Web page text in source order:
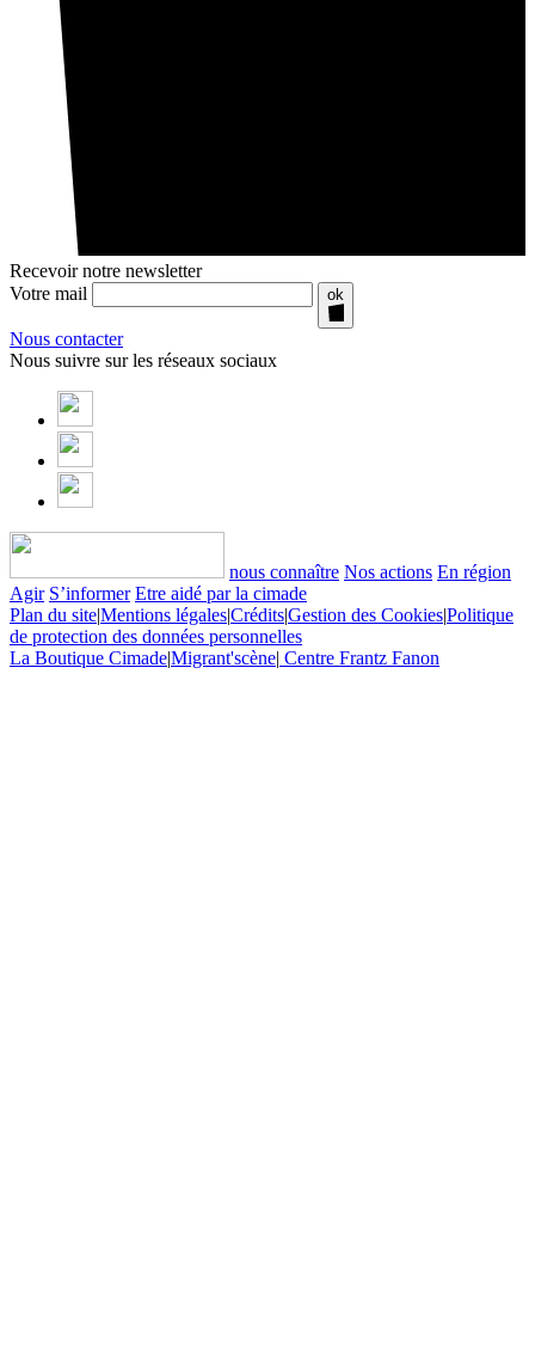
Recevoir notre newsletter
Votre mail
ok
Nous contacter
Nous suivre sur les réseaux sociaux
nous connaître Nos actions En région
Agir S’informer Etre aidé par la cimade
Plan du site|Mentions légales|Crédits|Gestion des Cookies|Politique
de protection des données personnelles
La Boutique Cimade|Migrant'scène| Centre Frantz Fanon